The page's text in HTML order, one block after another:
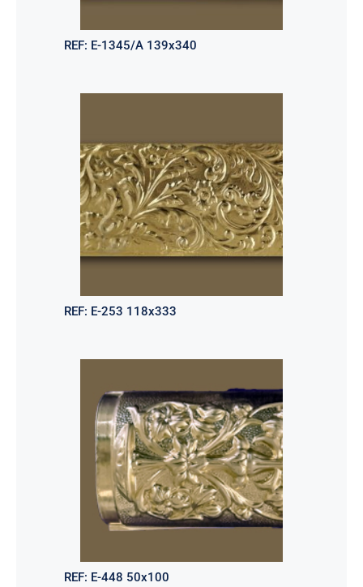
REF: E-1345/A 139x340
REF: E-253 118x333
REF: E-448 50x100